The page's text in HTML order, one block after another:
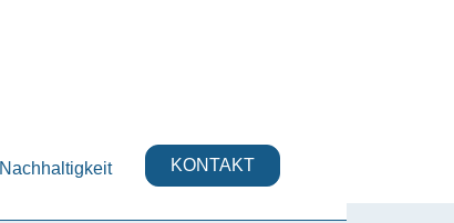
Nachhaltigkeit KONTAKT